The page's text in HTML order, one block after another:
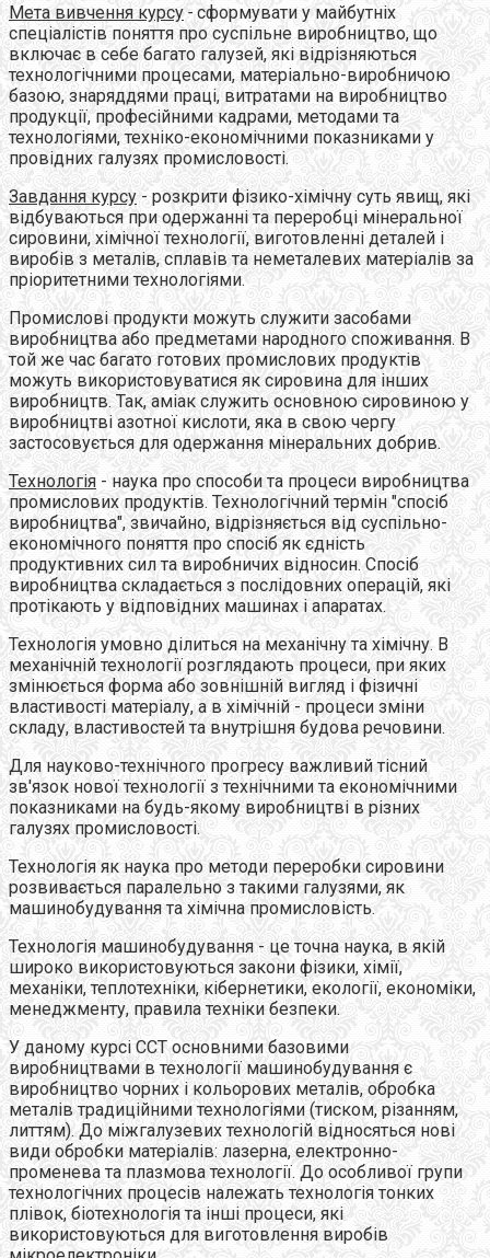
Мета вивчення курсу - сформувати у майбутніх
спеціалістів поняття про суспільне виробництво, що
включає в себе багато галузей, які відрізняються
технологічними процесами, матеріально-виробничою
базою, знаряддями праці, витратами на виробництво
продукції, професійними кадрами, методами та
технологіями, техніко-економічними показниками у
провідних галузях промисловості.
Завдання курсу - розкрити фізико-хімічну суть явищ, які
відбуваються при одержанні та переробці мінеральної
сировини, хімічної технології, виготовленні деталей і
виробів з металів, сплавів та неметалевих матеріалів за
пріоритетними технологіями.
Промислові продукти можуть служити засобами
виробництва або предметами народного споживання. В
той же час багато готових промислових продуктів
можуть використовуватися як сировина для інших
виробництв. Так, аміак служить основною сировиною у
виробництві азотної кислоти, яка в свою чергу
застосовується для одержання мінеральних добрив.
Технологія - наука про способи та процеси виробництва
промислових продуктів. Технологічний термін "спосіб
виробництва", звичайно, відрізняється від суспільно-
економічного поняття про спосіб як єдність
продуктивних сил та виробничих відносин. Спосіб
виробництва складається з послідовних операцій, які
протікають у відповідних машинах і апаратах.
Технологія умовно ділиться на механічну та хімічну. В
механічній технології розглядають процеси, при яких
змінюється форма або зовнішній вигляд і фізичні
властивості матеріалу, а в хімічній - процеси зміни
складу, властивостей та внутрішня будова речовини.
Для науково-технічного прогресу важливий тісний
зв'язок нової технології з технічними та економічними
показниками на будь-якому виробництві в різних
галузях промисловості.
Технологія як наука про методи переробки сировини
розвивається паралельно з такими галузями, як
машинобудування та хімічна промисловість.
Технологія машинобудування - це точна наука, в якій
широко використовуються закони фізики, хімії,
механіки, теплотехніки, кібернетики, екології, економіки,
менеджменту, правила техніки безпеки.
У даному курсі ССТ основними базовими
виробництвами в технології машинобудування є
виробництво чорних і кольорових металів, обробка
металів традиційними технологіями (тиском, різанням,
литтям). До міжгалузевих технологій відносяться нові
види обробки матеріалів: лазерна, електронно-
променева та плазмова технології. До особливої групи
технологічних процесів належать технологія тонких
плівок, біотехнологія та інші процеси, які
використовуються для виготовлення виробів